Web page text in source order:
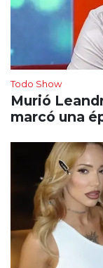
Todo Show
Murió
marcó una